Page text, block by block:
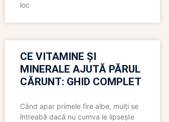
loc
CE VITAMINE ȘI
MINERALE AJUTĂ PĂRUL
CĂRUNT: GHID COMPLET
Când apar primele fire albe, mulți se
întreabă dacă nu cumva le lipsește